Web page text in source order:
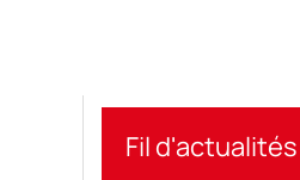
Fil d'actualités